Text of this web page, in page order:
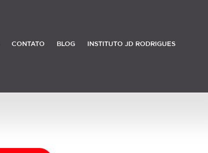
CONTATO BLOG INSTITUTO JD RODRIGUES